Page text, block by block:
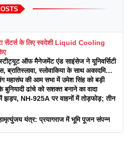
सेंटर्स के लिए स्वदेशी Liquid Cooling
ऑफ मैनेजमेंट एंड साइंसेज ने यूनिवर्सिटी
स्लोवाकिया के साथ अकादमिक
पर एक दिवसीय कार्यशाला का
महासंघ की आम सभा में उमेश सिंह को बड़ी
बुनियादी ढांचे को सशक्त बनाने का वादा
में झड़प, NH-925A पर वाहनों में तोड़फोड़; तीन
यंत्र: प्रयागराज में भूमि पूजन संपन्न